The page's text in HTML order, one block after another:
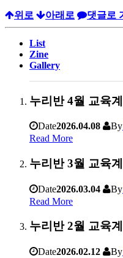
위로 아래로 댓글로
List
Zine
Gallery
누리반 4월 교육
Date2026.04.08 By
Read More
누리반 3월 교육
Date2026.03.04 By
Read More
누리반 2월 교육
Date2026.02.12 By